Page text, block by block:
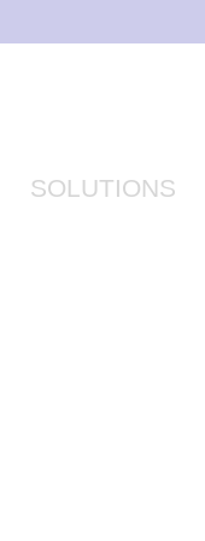
SOLUTIONS